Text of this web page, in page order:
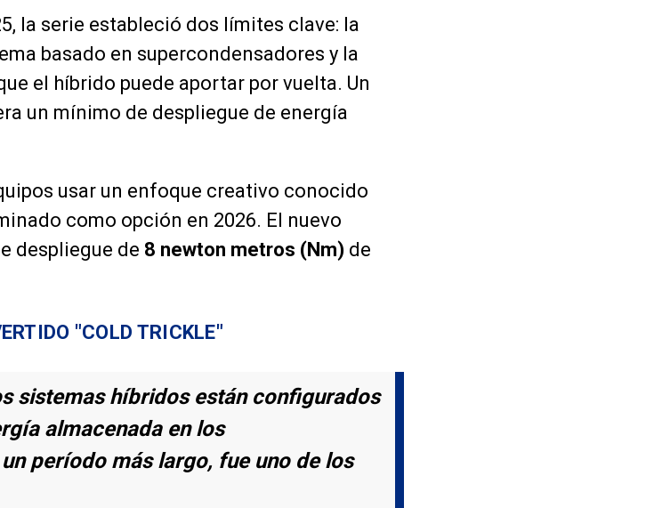
la serie estableció dos límites clave: la
basado en supercondensadores y la
el híbrido puede aportar por vuelta. Un
un mínimo de despliegue de energía
usar un enfoque creativo conocido
como opción en 2026. El nuevo
despliegue de 8 newton metros (Nm) de
"COLD TRICKLE"
sistemas híbridos están configurados
almacenada en los
período más largo, fue uno de los